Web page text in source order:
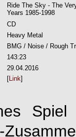
Ride The Sky - The
Years 1985-1998
CD
Heavy Metal
BMG / Noise / Rough
143:23
29.04.2016
[Link]